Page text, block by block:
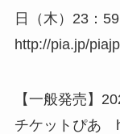
日（木）23：59
http://pia.jp/
【一般発売】
チケットぴあ